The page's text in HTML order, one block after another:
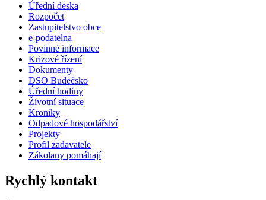
Úřední deska
Rozpočet
Zastupitelstvo obce
e-podatelna
Povinné informace
Krizové řízení
Dokumenty
DSO Budečsko
Úřední hodiny
Životní situace
Kroniky
Odpadové hospodářství
Projekty
Profil zadavatele
Zákolany pomáhají
Rychlý kontakt